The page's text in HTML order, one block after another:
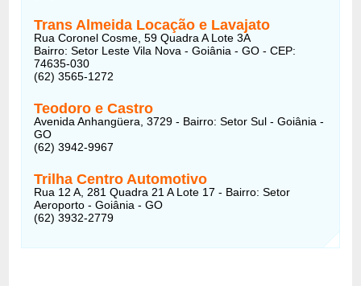
Trans Almeida Locação e Lavajato
Rua Coronel Cosme, 59 Quadra A Lote 3A
Bairro: Setor Leste Vila Nova - Goiânia - GO - CEP:
74635-030
(62) 3565-1272
Teodoro e Castro
Avenida Anhangüera, 3729 - Bairro: Setor Sul - Goiânia -
GO
(62) 3942-9967
Trilha Centro Automotivo
Rua 12 A, 281 Quadra 21 A Lote 17 - Bairro: Setor
Aeroporto - Goiânia - GO
(62) 3932-2779